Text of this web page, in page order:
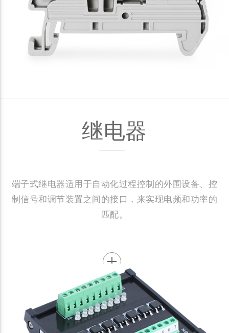
继电器
端子式继电器适用于自动化过程控制的外围设备、控
制信号和调节装置之间的接口，来实现电频和功率的
匹配。